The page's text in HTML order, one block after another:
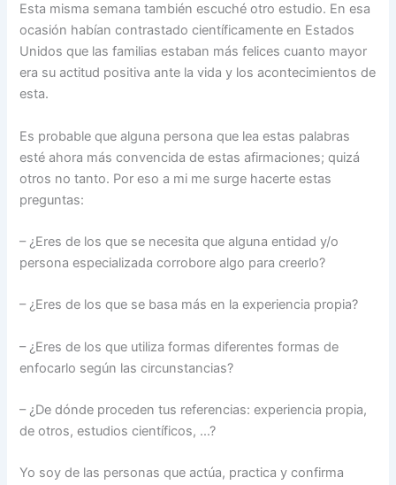
Esta misma semana también escuché otro estudio. En esa
ocasión habían contrastado científicamente en Estados
Unidos que las familias estaban más felices cuanto mayor
era su actitud positiva ante la vida y los acontecimientos de
esta.
Es probable que alguna persona que lea estas palabras
esté ahora más convencida de estas afirmaciones; quizá
otros no tanto. Por eso a mi me surge hacerte estas
preguntas:
– ¿Eres de los que se necesita que alguna entidad y/o
persona especializada corrobore algo para creerlo?
– ¿Eres de los que se basa más en la experiencia propia?
– ¿Eres de los que utiliza formas diferentes formas de
enfocarlo según las circunstancias?
– ¿De dónde proceden tus referencias: experiencia propia,
de otros, estudios científicos, …?
Yo soy de las personas que actúa, practica y confirma